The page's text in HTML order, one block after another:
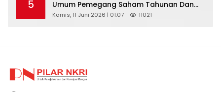
Bojongbaru Kecamatan Bojong Gede
5
Umum Pemegang Saham Tahunan Dan
Paparan Publik 2026 Di Jakarta
Kamis, 11 Juni 2026 | 01:07 11021